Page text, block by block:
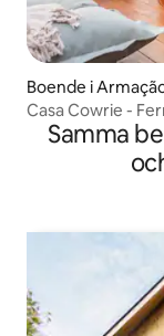
Boende i
Casa Cowrie -
Samma